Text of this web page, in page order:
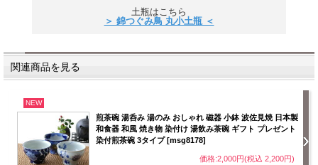
土瓶はこちら
＞ 錦つぐみ鳥 丸小土瓶 ＜
関連商品を見る
NEW
煎茶碗 湯呑み 湯のみ おしゃれ 磁器 小鉢 波佐見焼 日本製
和食器 和風 焼き物 染付け 湯飲み茶碗 ギフト プレゼント
染付煎茶碗 3タイプ [msg8178]
価格:2,000円(税込 2,200円)